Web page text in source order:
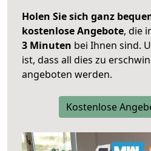
Holen Sie sich ganz
kostenlose Angebote, die
3 Minuten bei Ihnen sind.
ist, dass all dies zu
angeboten werden.
Kostenlose